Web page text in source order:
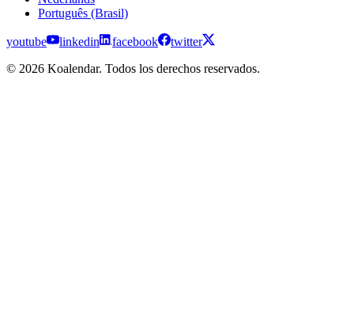
Português (Brasil)
youtube linkedin facebook
twitter
© 2026 Koalendar. Todos los derechos reservados.